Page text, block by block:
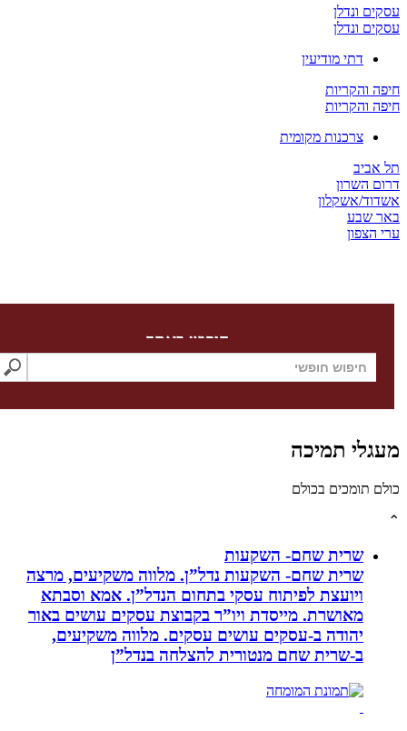
ונדלן
ונדלן
דתי מודיעין
צרכנות מקומית
אשקלון
חיפוש באתר
תמיכה
בכולם
שרית שחם- השקעות
שרית שחם- השקעות נדל”ן. מלווה משקיעים, מרצה
ויועצת לפיתוח עסקי בתחום הנדל”ן. אמא וסבתא
מאושרת. ‏מייסדת ויו”ר בקבוצת עסקים עושים באור
יהודה‏ ב-‏עסקים עושים עסקים‏. ‏מלווה משקיעים,
ב-‏שרית שחם מנטורית להצלחה בנדל”ן‏